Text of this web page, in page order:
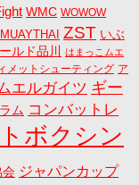
WMC WOWOW
ZST いぶ
ルド品川
はまっこムエ
メットシューティング ア
エルガイツ ギー
ム コンバットレ
ボクシン
会 ジャパンカップ